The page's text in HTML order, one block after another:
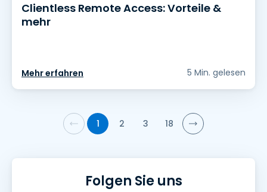
Clientless Remote Access: Vorteile &
mehr
Mehr erfahren 5 Min. gelesen
1 2 3 18
Folgen Sie uns